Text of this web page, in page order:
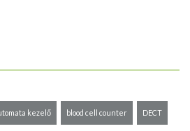
kezelő blood cell counter DECT